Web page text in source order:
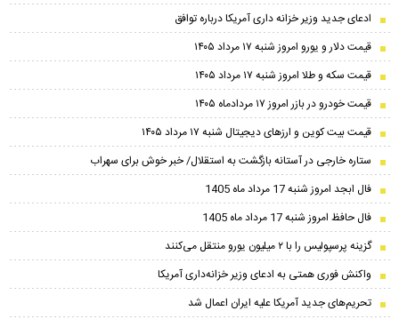
ادعای جدید وزیر خزانه داری آمریکا درباره توافق
قیمت دلار و یورو امروز شنبه ۱۷ مرداد ۱۴۰۵
قیمت سکه و طلا امروز شنبه ۱۷ مرداد ۱۴۰۵
قیمت خودرو در بازر امروز ۱۷ مردادماه ۱۴۰۵
قیمت بیت کوین و ارز‌های دیجیتال شنبه ۱۷ مرداد ۱۴۰۵
ستاره خارجی در آستانه بازگشت به استقلال/ خبر خوش برای سهراب
فال ابجد امروز شنبه 17 مرداد ماه 1405
فال حافظ امروز شنبه 17 مرداد ماه 1405
گزینه پرسپولیس را با ۲ میلیون یورو منتقل می‌کنند
واکنش فوری همتی به ادعای وزیر خزانه‌داری آمریکا
تحریم‌های جدید آمریکا علیه ایران اعمال شد